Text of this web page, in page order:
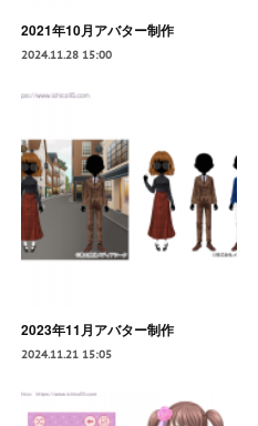
2021年10月アバター制作
2024.11.28 15:00
2023年11月アバター制作
2024.11.21 15:05